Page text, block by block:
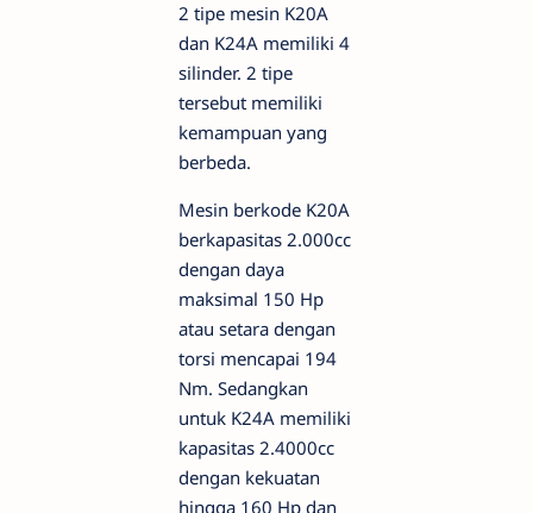
2 tipe mesin K20A
dan K24A memiliki 4
silinder. 2 tipe
tersebut memiliki
kemampuan yang
berbeda.
Mesin berkode K20A
berkapasitas 2.000cc
dengan daya
maksimal 150 Hp
atau setara dengan
torsi mencapai 194
Nm. Sedangkan
untuk K24A memiliki
kapasitas 2.4000cc
dengan kekuatan
hingga 160 Hp dan